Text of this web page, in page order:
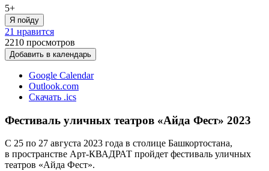
5+
Я пойду
21 нравится
2210 просмотров
Добавить в календарь
Google Calendar
Outlook.com
Скачать .ics
Фестиваль уличных театров «Айда Фест» 2023
С 25 по 27 августа 2023 года в столице Башкортостана,
в пространстве Арт-КВАДРАТ пройдет фестиваль уличных
театров «Айда Фест».